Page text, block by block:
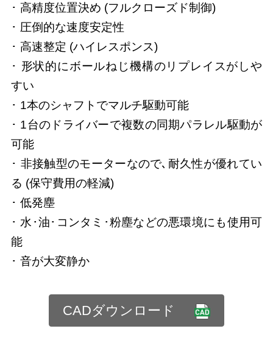
･ 高精度位置決め (フルクローズド制御)
･ 圧倒的な速度安定性
･ 高速整定 (ハイレスポンス)
･ 形状的にボールねじ機構のリプレイスがしや
すい
･ 1本のシャフトでマルチ駆動可能
･ 1台のドライバーで複数の同期パラレル駆動が
可能
･ 非接触型のモーターなので､耐久性が優れてい
る (保守費用の軽減)
･ 低発塵
･ 水･油･コンタミ･粉塵などの悪環境にも使用可
能
･ 音が大変静か
CADダウンロード